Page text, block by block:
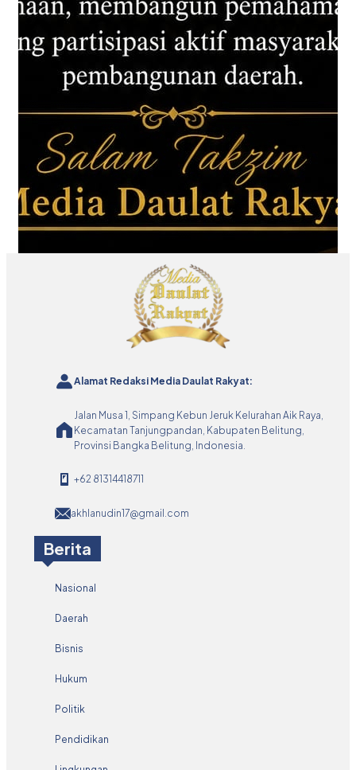
Alamat Redaksi Media Daulat Rakyat:
Jalan Musa 1, Simpang Kebun Jeruk Kelurahan Aik Raya,
Kecamatan Tanjungpandan, Kabupaten Belitung,
Provinsi Bangka Belitung, Indonesia.
+62 81314418711
akhlanudin17@gmail.com
Berita
Nasional
Daerah
Bisnis
Hukum
Politik
Pendidikan